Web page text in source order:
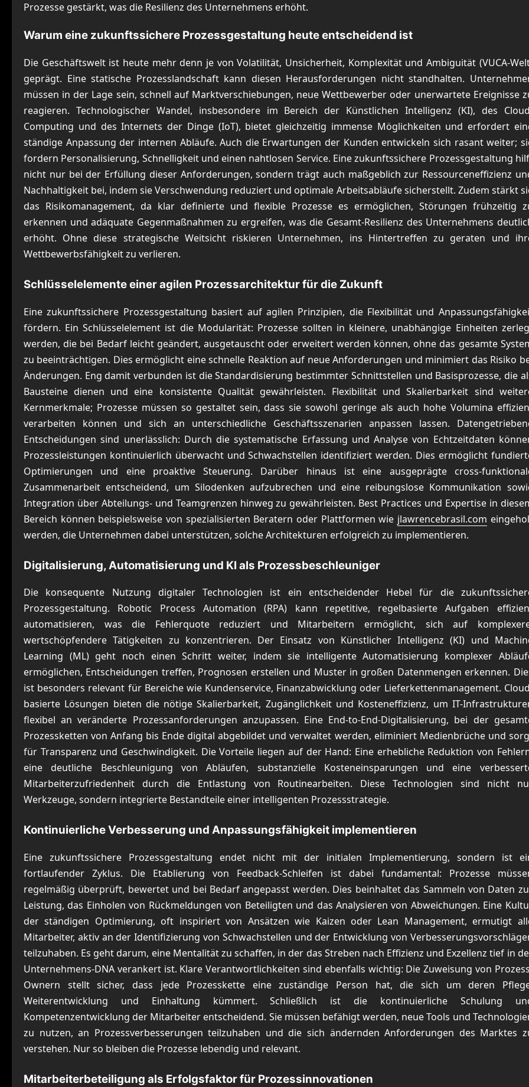
Prozesse gestärkt, was die Resilienz des Unternehmens erhöht.
Warum eine zukunftssichere Prozessgestaltung heute entscheidend ist
Die Geschäftswelt ist heute mehr denn je von Volatilität, Unsicherheit, Komplexität und Ambiguität (VUCA-
geprägt. Eine statische Prozesslandschaft kann diesen Herausforderungen nicht standhalten.
müssen in der Lage sein, schnell auf Marktverschiebungen, neue Wettbewerber oder unerwartete Ereignisse
reagieren. Technologischer Wandel, insbesondere im Bereich der Künstlichen Intelligenz (KI), des
Computing und des Internets der Dinge (IoT), bietet gleichzeitig immense Möglichkeiten und erfordert
ständige Anpassung der internen Abläufe. Auch die Erwartungen der Kunden entwickeln sich rasant weiter;
fordern Personalisierung, Schnelligkeit und einen nahtlosen Service. Eine zukunftssichere Prozessgestaltung
nicht nur bei der Erfüllung dieser Anforderungen, sondern trägt auch maßgeblich zur Ressourceneffizienz
Nachhaltigkeit bei, indem sie Verschwendung reduziert und optimale Arbeitsabläufe sicherstellt. Zudem stärkt
das Risikomanagement, da klar definierte und flexible Prozesse es ermöglichen, Störungen frühzeitig
erkennen und adäquate Gegenmaßnahmen zu ergreifen, was die Gesamt-Resilienz des Unternehmens
erhöht. Ohne diese strategische Weitsicht riskieren Unternehmen, ins Hintertreffen zu geraten und
Wettbewerbsfähigkeit zu verlieren.
Schlüsselelemente einer agilen Prozessarchitektur für die Zukunft
Eine zukunftssichere Prozessgestaltung basiert auf agilen Prinzipien, die Flexibilität und
fördern. Ein Schlüsselelement ist die Modularität: Prozesse sollten in kleinere, unabhängige Einheiten
werden, die bei Bedarf leicht geändert, ausgetauscht oder erweitert werden können, ohne das gesamte
zu beeinträchtigen. Dies ermöglicht eine schnelle Reaktion auf neue Anforderungen und minimiert das Risiko
Änderungen. Eng damit verbunden ist die Standardisierung bestimmter Schnittstellen und Basisprozesse, die
Bausteine dienen und eine konsistente Qualität gewährleisten. Flexibilität und Skalierbarkeit sind
Kernmerkmale; Prozesse müssen so gestaltet sein, dass sie sowohl geringe als auch hohe Volumina
verarbeiten können und sich an unterschiedliche Geschäftsszenarien anpassen lassen.
Entscheidungen sind unerlässlich: Durch die systematische Erfassung und Analyse von Echtzeitdaten
Prozessleistungen kontinuierlich überwacht und Schwachstellen identifiziert werden. Dies ermöglicht
Optimierungen und eine proaktive Steuerung. Darüber hinaus ist eine ausgeprägte cross-
Zusammenarbeit entscheidend, um Silodenken aufzubrechen und eine reibungslose Kommunikation
Integration über Abteilungs- und Teamgrenzen hinweg zu gewährleisten. Best Practices und Expertise in
Bereich können beispielsweise von spezialisierten Beratern oder Plattformen wie jlawrencebrasil.com
werden, die Unternehmen dabei unterstützen, solche Architekturen erfolgreich zu implementieren.
Digitalisierung, Automatisierung und KI als Prozessbeschleuniger
Die konsequente Nutzung digitaler Technologien ist ein entscheidender Hebel für die
Prozessgestaltung. Robotic Process Automation (RPA) kann repetitive, regelbasierte Aufgaben
automatisieren, was die Fehlerquote reduziert und Mitarbeitern ermöglicht, sich auf
wertschöpfendere Tätigkeiten zu konzentrieren. Der Einsatz von Künstlicher Intelligenz (KI) und
Learning (ML) geht noch einen Schritt weiter, indem sie intelligente Automatisierung komplexer
ermöglichen, Entscheidungen treffen, Prognosen erstellen und Muster in großen Datenmengen erkennen.
ist besonders relevant für Bereiche wie Kundenservice, Finanzabwicklung oder Lieferkettenmanagement.
basierte Lösungen bieten die nötige Skalierbarkeit, Zugänglichkeit und Kosteneffizienz, um IT-
flexibel an veränderte Prozessanforderungen anzupassen. Eine End-to-End-Digitalisierung, bei der
Prozessketten von Anfang bis Ende digital abgebildet und verwaltet werden, eliminiert Medienbrüche und
für Transparenz und Geschwindigkeit. Die Vorteile liegen auf der Hand: Eine erhebliche Reduktion von
eine deutliche Beschleunigung von Abläufen, substanzielle Kosteneinsparungen und eine
Mitarbeiterzufriedenheit durch die Entlastung von Routinearbeiten. Diese Technologien sind nicht
Werkzeuge, sondern integrierte Bestandteile einer intelligenten Prozessstrategie.
Kontinuierliche Verbesserung und Anpassungsfähigkeit implementieren
Eine zukunftssichere Prozessgestaltung endet nicht mit der initialen Implementierung, sondern ist
fortlaufender Zyklus. Die Etablierung von Feedback-Schleifen ist dabei fundamental: Prozesse
regelmäßig überprüft, bewertet und bei Bedarf angepasst werden. Dies beinhaltet das Sammeln von Daten
Leistung, das Einholen von Rückmeldungen von Beteiligten und das Analysieren von Abweichungen. Eine
der ständigen Optimierung, oft inspiriert von Ansätzen wie Kaizen oder Lean Management, ermutigt
Mitarbeiter, aktiv an der Identifizierung von Schwachstellen und der Entwicklung von
teilzuhaben. Es geht darum, eine Mentalität zu schaffen, in der das Streben nach Effizienz und Exzellenz tief in
Unternehmens-DNA verankert ist. Klare Verantwortlichkeiten sind ebenfalls wichtig: Die Zuweisung von
Ownern stellt sicher, dass jede Prozesskette eine zuständige Person hat, die sich um deren
Weiterentwicklung und Einhaltung kümmert. Schließlich ist die kontinuierliche Schulung
Kompetenzentwicklung der Mitarbeiter entscheidend. Sie müssen befähigt werden, neue Tools und
zu nutzen, an Prozessverbesserungen teilzuhaben und die sich ändernden Anforderungen des Marktes
verstehen. Nur so bleiben die Prozesse lebendig und relevant.
Mitarbeiterbeteiligung als Erfolgsfaktor für Prozessinnovationen